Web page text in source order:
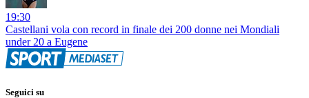
19:30
Castellani vola con record in finale dei 200 donne nei Mondiali
under 20 a Eugene
Seguici su